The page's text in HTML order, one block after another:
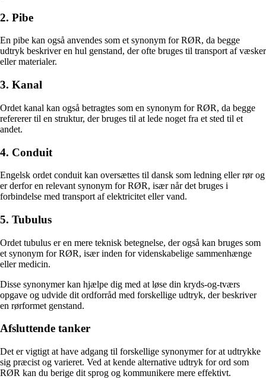
2. Pibe
En pibe kan også anvendes som et synonym for RØR, da begge
udtryk beskriver en hul genstand, der ofte bruges til transport af væsker
eller materialer.
3. Kanal
Ordet kanal kan også betragtes som en synonym for RØR, da begge
refererer til en struktur, der bruges til at lede noget fra et sted til et
andet.
4. Conduit
Engelsk ordet conduit kan oversættes til dansk som ledning eller rør og
er derfor en relevant synonym for RØR, især når det bruges i
forbindelse med transport af elektricitet eller vand.
5. Tubulus
Ordet tubulus er en mere teknisk betegnelse, der også kan bruges som
et synonym for RØR, især inden for videnskabelige sammenhænge
eller medicin.
Disse synonymer kan hjælpe dig med at løse din kryds-og-tværs
opgave og udvide dit ordforråd med forskellige udtryk, der beskriver
en rørformet genstand.
Afsluttende tanker
Det er vigtigt at have adgang til forskellige synonymer for at udtrykke
sig præcist og varieret. Ved at kende alternative udtryk for ord som
RØR kan du berige dit sprog og kommunikere mere effektivt.